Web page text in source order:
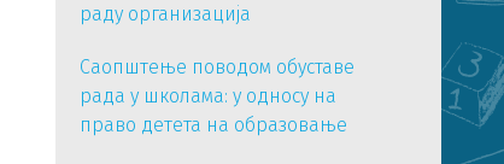
раду организација
Саопштење поводом обуставе
рада у школама: у односу на
право детета на образовање